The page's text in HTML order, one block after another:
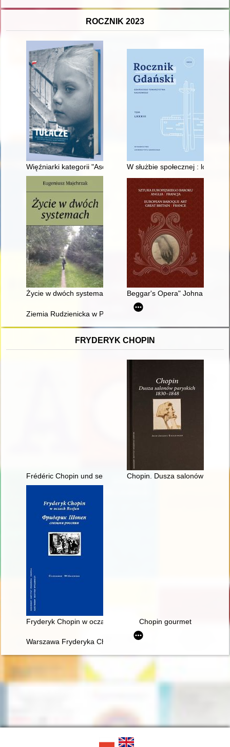
ROCZNIK 2023
Więźniarki kategorii "Asoziale" w KL Stutthof - pracownice
W służbie społecznej : losy
Życie w dwóch systemach Beggar's Opera" Johna Gaya
Ziemia Rudzienicka w Pradziejach: z dziejów Pojezierza
FRYDERYK CHOPIN
Frédéric Chopin und seine Zeit Chopin. Dusza salonów
Fryderyk Chopin w oczach Rosjan. Antologia. Friderik źopen
Chopin gourmet
Warszawa Fryderyka Chopina